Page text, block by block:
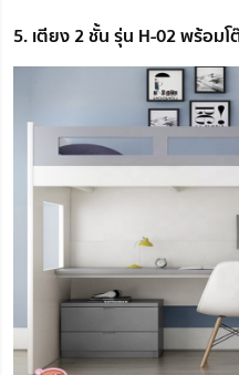
5. เตียง 2 ชั้น รุ่น H-02 พร้อม